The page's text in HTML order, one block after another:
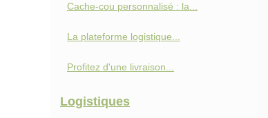
Cache-cou personnalisé : la...
La plateforme logistique...
Profitez d'une livraison...
Logistiques